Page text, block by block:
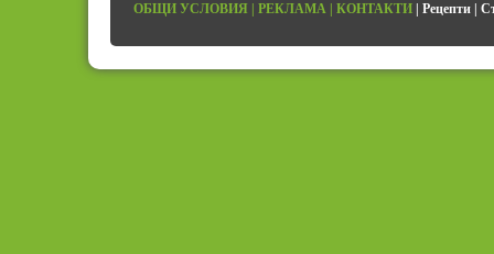
ОБЩИ УСЛОВИЯ | РЕКЛАМА | КОНТАКТИ | Рецепти |